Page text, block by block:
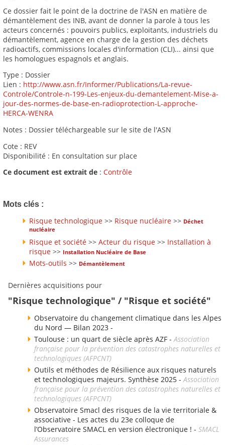
Ce dossier fait le point de la doctrine de l'ASN en matière de
démantèlement des INB, avant de donner la parole à tous les
acteurs concernés : pouvoirs publics, exploitants, industriels du
démantèlement, agence en charge de la gestion des déchets
radioactifs, commissions locales d'information (CLI)... ainsi que
les homologues espagnols et anglais.
Type : Dossier
Lien : http://www.asn.fr/Informer/Publications/La-revue-
Controle/Controle-n-199-Les-enjeux-du-demantelement-Mise-a-
jour-des-normes-de-base-en-radioprotection-L-approche-
HERCA-WENRA
Notes : Dossier téléchargeable sur le site de l'ASN
Cote : REV
Disponibilité : En consultation sur place
Ce document est extrait de : Contrôle
Mots clés :
Risque technologique >> Risque nucléaire >> Déchet
nucléaire
Risque et société >> Acteur du risque >> Installation à
risque >> Installation Nucléaire de Base
Mots-outils >> Démantèlement
Dernières acquisitions pour
"Risque technologique" / "Risque et société"
Observatoire du changement climatique dans les Alpes
du Nord — Bilan 2023 -
Toulouse : un quart de siècle après AZF -Association
française pour la prévention des catastrophes naturelles et
technologiques (AFPCNT)
Outils et méthodes de Résilience aux risques naturels
et technologiques majeurs. Synthèse 2025 -Association
française pour la prévention des catastrophes naturelles et
technologiques (AFPCNT)
Observatoire Smacl des risques de la vie territoriale &
associative - Les actes du 23e colloque de
l’Observatoire SMACL en version électronique ! - SMACL
Assurances